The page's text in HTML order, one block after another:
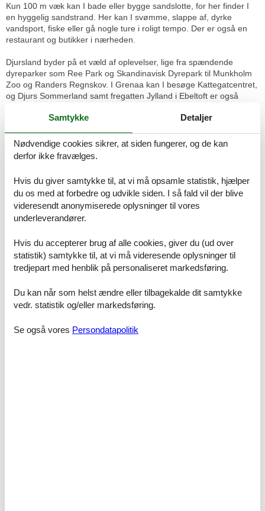
Kun 100 m væk kan I bade eller bygge sandslotte, for her finder I
en hyggelig sandstrand. Her kan I svømme, slappe af, dyrke
vandsport, fiske eller gå nogle ture i roligt tempo. Der er også en
restaurant og butikker i nærheden.
Djursland byder på et væld af oplevelser, lige fra spændende
dyreparker som Ree Park og Skandinavisk Dyrepark til Munkholm
Zoo og Randers Regnskov. I Grenaa kan I besøge Kattegatcentret,
og Djurs Sommerland samt fregatten Jylland i Ebeltoft er også
bil. Her kan I besøge kunstmuseet AroS med regnbuen på taget
eller frilandsmuseet Den Gamle By.
I kan medbringe et kæledyr mod betaling.
Der er lagt op til en herlig ferie i naturskønne omgivelser.
Rumindretning
Feriebolig
Dobbeltseng
Soveværelse, 2 personer
Køjeseng
Badeværelse
WC. Varmt og koldt vand, Bruser
Spisestue, 1 person
Samtykke Detaljer
Nødvendige cookies sikrer, at siden fungerer, og de kan
derfor ikke fravælges.
Hvis du giver samtykke til, at vi må opsamle statistik, hjælper
du os med at forbedre og udvikle siden. I så fald vil der blive
videresendt anonymiserede oplysninger til vores
underleverandører.
Hvis du accepterer brug af alle cookies, giver du (ud over
statistik) samtykke til, at vi må videresende oplysninger til
tredjepart med henblik på personaliseret markedsføring.
Du kan når som helst ændre eller tilbagekalde dit samtykke
vedr. statistik og/eller markedsføring.
Se også vores Persondatapolitik